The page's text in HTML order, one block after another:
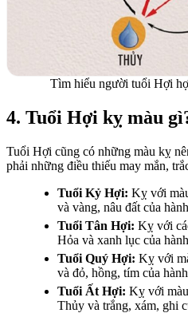
Tìm hiểu người tuổi Hợi
4. Tuổi Hợi kỵ màu
Tuổi Hợi cũng có những màu kỵ
phải những điều thiếu may mắn,
Tuổi Kỷ Hợi: Kỵ với
và vàng, nâu đất của
Tuổi Tân Hợi: Kỵ với
Hỏa và xanh lục của
Tuổi Quý Hợi: Kỵ với
và đỏ, hồng, tím của
Tuổi Ất Hợi: Kỵ với
Thủy và trắng, xám, ghi